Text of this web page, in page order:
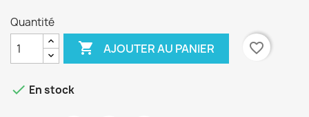
Quantité
 AJOUTER AU PANIER favorite_border
 En stock